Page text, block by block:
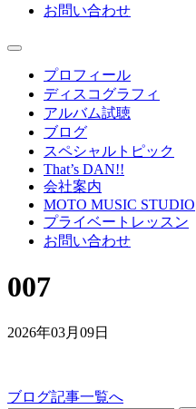
お問い合わせ
プロフィール
ディスコグラフィ
アルバム試聴
ブログ
スペシャルトピック
That’s DAN!!
会社案内
MOTO MUSIC STUDIO
プライベートレッスン
お問い合わせ
007
2026年03月09日
ブログ記事一覧へ